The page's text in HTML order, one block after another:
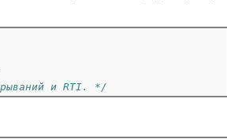
и RTI. */